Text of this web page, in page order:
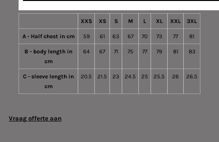
XXS XS S M L XL XXL 3XL
A - Half chest in cm 59 61 63 67 70 73 77 81
B - body length in
cm
64 67 71 75 77 79 81 83
C - sleeve length in
cm
20.5 21.5 23 24.5 25 25.5 26 26.5
Vraag offerte aan